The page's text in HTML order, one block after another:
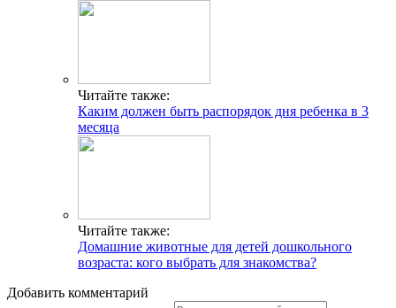
Читайте также:
Каким должен быть распорядок дня ребенка в 3
месяца
Читайте также:
Домашние животные для детей дошкольного
возраста: кого выбрать для знакомства?
Добавить комментарий